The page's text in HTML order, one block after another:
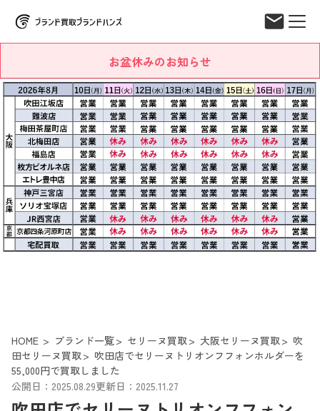
お盆休みのお知らせ
HOME ブランド一覧 セリーヌ買取 大阪セリーヌ買取
吹
田セリーヌ買取
吹田店でセリーヌトリオンフフォンホルダーを
55,000円で買取しました
公開日：2025.08.29更新日：2025.11.27